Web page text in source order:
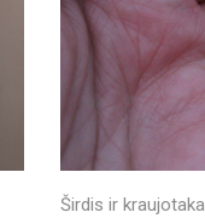
Širdis ir kraujotaka